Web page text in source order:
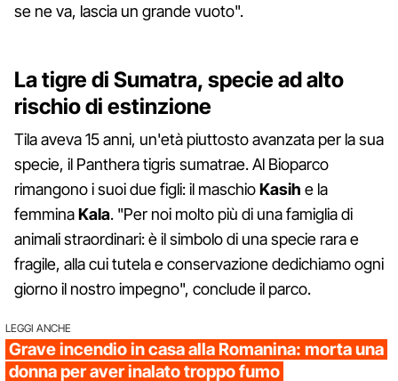
se ne va, lascia un grande vuoto".
La tigre di Sumatra, specie ad alto
rischio di estinzione
Tila aveva 15 anni, un'età piuttosto avanzata per la sua
specie, il Panthera tigris sumatrae. Al Bioparco
rimangono i suoi due figli: il maschioKasih e la
femminaKala. "Per noi molto più di una famiglia di
animali straordinari: è il simbolo di una specie rara e
fragile, alla cui tutela e conservazione dedichiamo ogni
giorno il nostro impegno", conclude il parco.
LEGGI ANCHE
Grave incendio in casa alla Romanina: morta una
donna per aver inalato troppo fumo